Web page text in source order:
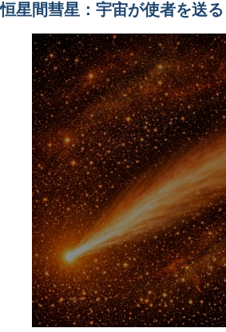
恒星間彗星：宇宙が使者を送る